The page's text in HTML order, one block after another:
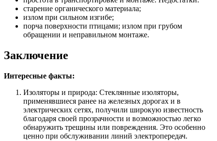
старение органического материала;
излом при сильном изгибе;
порча поверхности птицами; излом при грубом
обращении и неправильном монтаже.
Заключение
Интересные факты:
Изоляторы и природа: Стеклянные изоляторы,
применявшиеся ранее на железных дорогах и в
электрических сетях, получили широкую известность
благодаря своей прозрачности и возможностью легко
обнаружить трещины или повреждения. Это особенно
ценно при обслуживании линий электропередач.